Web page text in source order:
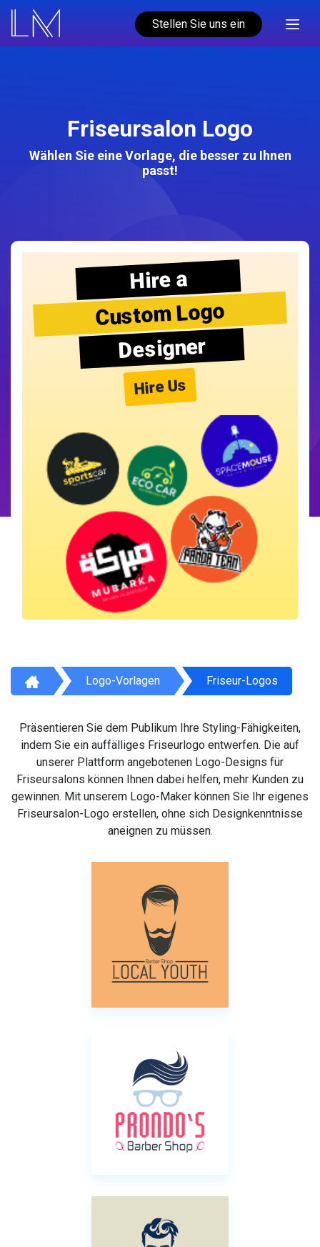
Stellen Sie uns ein
Friseursalon Logo
Wählen Sie eine Vorlage, die besser zu Ihnen
passt!
Hire a
Custom Logo
Designer
Hire Us
Logo-Vorlagen Friseur-Logos
Präsentieren Sie dem Publikum Ihre Styling-Fähigkeiten,
indem Sie ein auffälliges Friseurlogo entwerfen. Die auf
unserer Plattform angebotenen Logo-Designs für
Friseursalons können Ihnen dabei helfen, mehr Kunden zu
gewinnen. Mit unserem Logo-Maker können Sie Ihr eigenes
Friseursalon-Logo erstellen, ohne sich Designkenntnisse
aneignen zu müssen.